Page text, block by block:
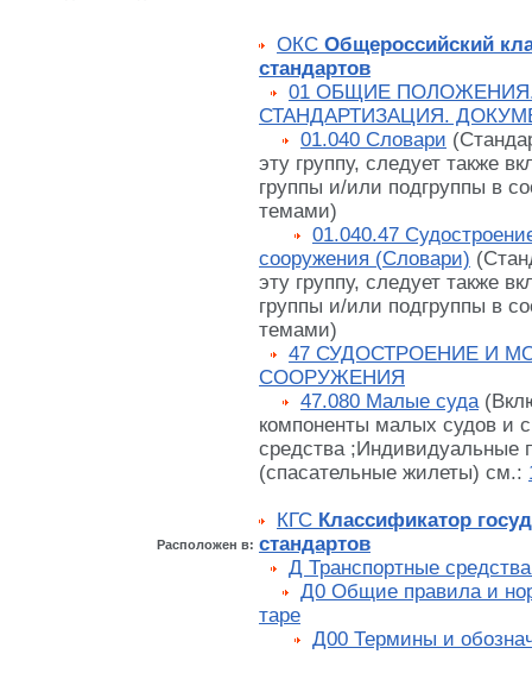
Расположен в:
ОКС Общероссийский
стандартов
01 ОБЩИЕ
СТАНДАРТИЗАЦИЯ.
01.040 Словари
эту группу, следует также
группы и/или подгруппы в
темами)
01.040.47
сооружения (Словари)
эту группу, следует также
группы и/или подгруппы в
темами)
47 СУДОСТРОЕНИЕ И
СООРУЖЕНИЯ
47.080 Малые суда
компоненты малых судов и
средства ;Индивидуальные
(спасательные жилеты) см.:
КГС Классификатор
стандартов
Д Транспортные
Д0 Общие правила и
таре
Д00 Термины и